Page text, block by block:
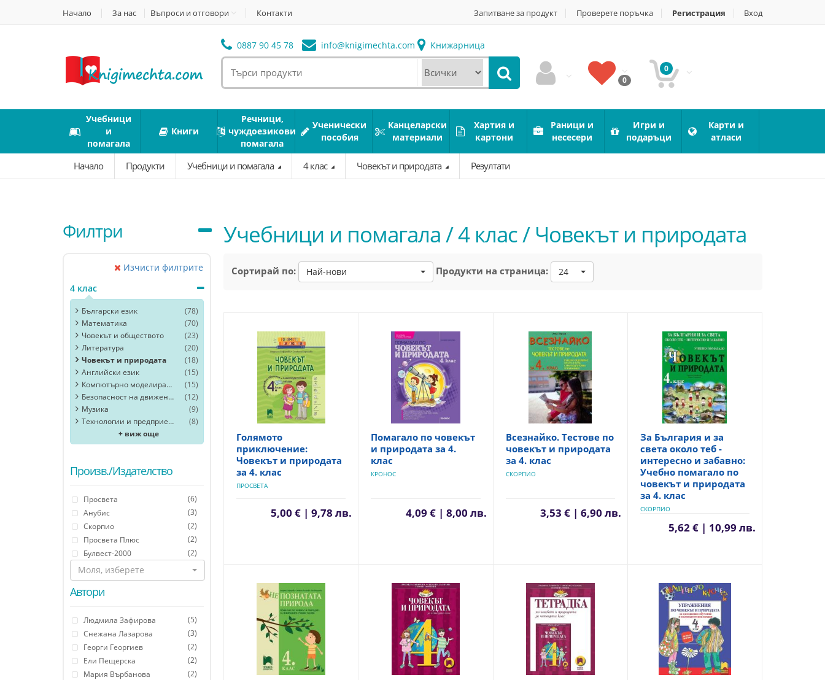
Начало За нас Въпроси и отговори Контакти Запитване за продукт Проверете поръчка Регистрация Вход
0887 90 45 78 info@knigimechta.com Книжарница
0
0
Учебници
и
помагала
Книги
Речници,
чуждоезикови
помагала
Ученически
пособия
Канцеларски
материали
Хартия и
картони
Раници и
несесери
Игри и
подаръци
Карти и
атласи
Начало Продукти Учебници и помагала 4 клас Човекът и природата Резултати
Филтри
Изчисти филтрите
4 клас
Български език
(78)
Математика
(70)
Човекът и обществото
(23)
Литература
(20)
Човекът и природата
(18)
Английски език
(15)
Компютърно моделиране
(15)
Безопасност на движението
(12)
Музика
(9)
Технологии и предприемачество
(8)
+ виж още
Произв./Издателство
Просвета
(6)
Анубис
(3)
Скорпио
(2)
Просвета Плюс
(2)
Булвест-2000
(2)
Моля, изберете
Автори
Людмила Зафирова
(5)
Снежана Лазарова
(3)
Георги Георгиев
(2)
Ели Пещерска
(2)
Мария Върбанова
(2)
Учебници и помагала / 4 клас / Човекът и природата
Сортирай по: Най-нови Продукти на страница: 24
Голямото
приключение:
Човекът и природата
за 4. клас
ПРОСВЕТА
5,00 € | 9,78 лв.
Помагало по човекът
и природата за 4.
клас
КРОНОС
4,09 € | 8,00 лв.
Всезнайко. Тестове по
човекът и природата
за 4. клас
СКОРПИО
3,53 € | 6,90 лв.
За България и за
света около теб -
интересно и забавно:
Учебно помагало по
човекът и природата
за 4. клас
СКОРПИО
5,62 € | 10,99 лв.